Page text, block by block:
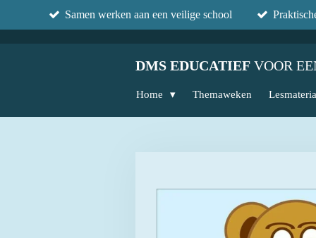
direct
Samen werken aan een veilige school
DMS EDUCATIEF VOOR
Home Themaweken